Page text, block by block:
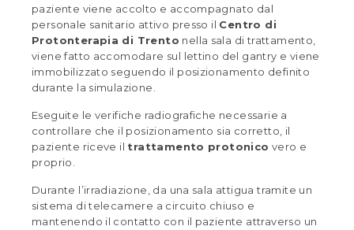
paziente viene accolto e accompagnato dal
personale sanitario attivo presso il Centro di
Protonterapia di Trento nella sala di trattamento,
viene fatto accomodare sul lettino del gantry e viene
immobilizzato seguendo il posizionamento definito
durante la simulazione.
Eseguite le verifiche radiografiche necessarie a
controllare che il posizionamento sia corretto, il
paziente riceve il trattamento protonico vero e
proprio.
Durante l’irradiazione, da una sala attigua tramite un
sistema di telecamere a circuito chiuso e
mantenendo il contatto con il paziente attraverso un